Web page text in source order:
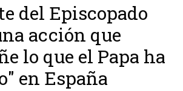
del Episcopado
acción que
lo que el Papa ha
en España